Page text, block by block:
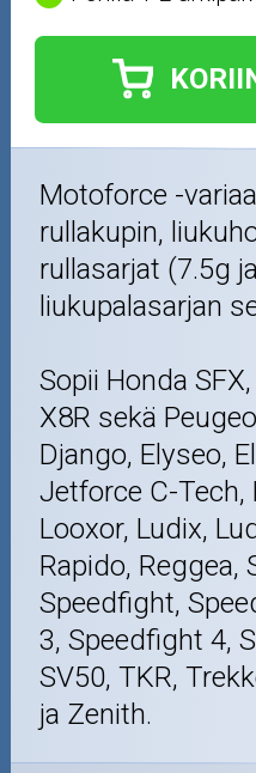
Motoforce -
rullakupin,
rullasarjat (7.5g
liukupalasarjan
Sopii Honda
X8R sekä
Django, Elyseo,
Jetforce C-Tech,
Looxor, Ludix,
Rapido, Reggea,
Speedfight,
3, Speedfight 4,
SV50, TKR,
ja Zenith.